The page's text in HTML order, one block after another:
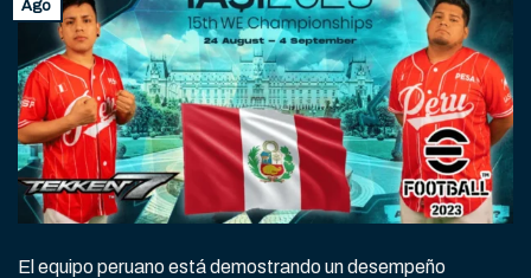
Ago
El equipo peruano está demostrando un desempeño